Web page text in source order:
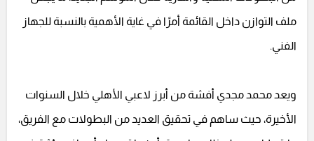
ملف التوازن داخل القائمة أمرًا في غاية الأهمية بالنسبة للجهاز
الفني.
ويعد محمد مجدي أفشة من أبرز لاعبي الأهلي خلال السنوات
الأخيرة، حيث ساهم في تحقيق العديد من البطولات مع الفريق،